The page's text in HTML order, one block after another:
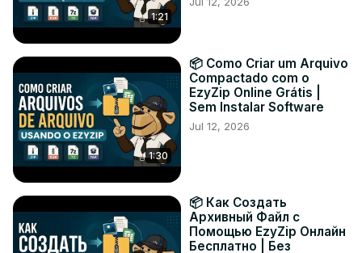
1:21
1:30
📦 Como Criar um Arquivo
Compactado com o
EzyZip Online Grátis |
Sem Instalar Software
Jul 12, 2026
📦 Как Создать
Архивный Файл с
Помощью EzyZip Онлайн
Бесплатно | Без